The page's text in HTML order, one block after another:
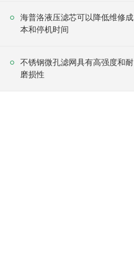
海普洛液压滤芯可以降低维修成
本和停机时间
不锈钢微孔滤网具有高强度和耐
磨损性